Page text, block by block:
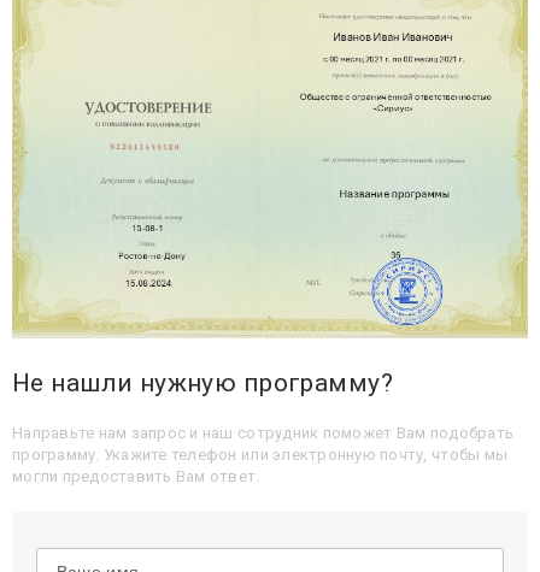
Не нашли нужную программу?
Направьте нам запрос и наш сотрудник поможет Вам подобрать
программу. Укажите телефон или электронную почту, чтобы мы
могли предоставить Вам ответ.